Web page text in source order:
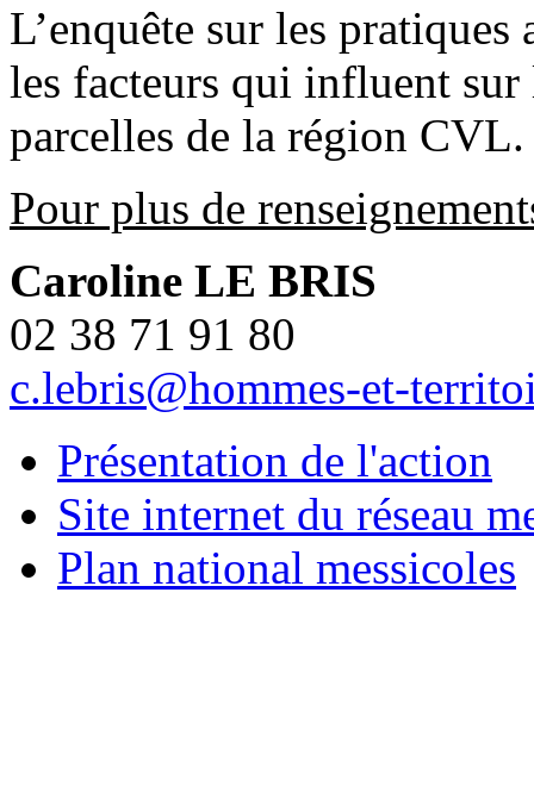
L’enquête sur les
les facteurs qui influent sur
parcelles de la région CVL.
Pour plus de
Caroline LE BRIS
02 38 71 91 80
c.lebris@hommes-et-
Présentation de l'action
Site internet du réseau
Plan national messicoles